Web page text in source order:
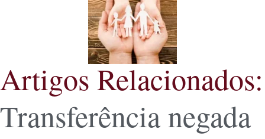
Artigos Relacionados:
Transferência negada